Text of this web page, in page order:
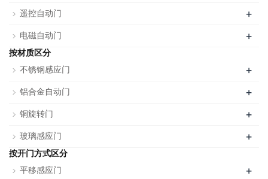
遥控自动门 +
电磁自动门 +
按材质区分
不锈钢感应门
+
铝合金自动门 +
铜旋转门 +
玻璃感应门 +
按开门方式区分
平移感应门
+